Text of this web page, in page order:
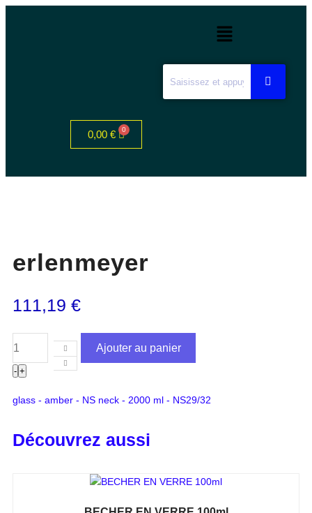
0,00 €
erlenmeyer
111,19 €
- +
Ajouter au panier
glass - amber - NS neck - 2000 ml - NS29/32
Découvrez aussi